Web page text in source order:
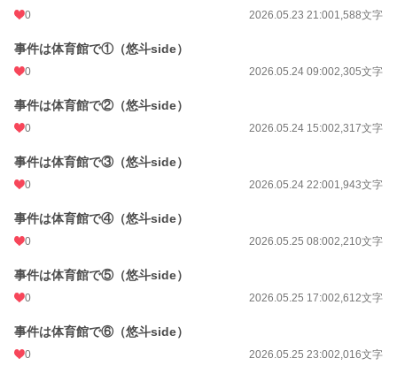
0 2026.05.23 21:001,588文字
事件は体育館で①（悠斗side）
0 2026.05.24 09:002,305文字
事件は体育館で②（悠斗side）
0 2026.05.24 15:002,317文字
事件は体育館で③（悠斗side）
0 2026.05.24 22:001,943文字
事件は体育館で④（悠斗side）
0 2026.05.25 08:002,210文字
事件は体育館で⑤（悠斗side）
0 2026.05.25 17:002,612文字
事件は体育館で⑥（悠斗side）
0 2026.05.25 23:002,016文字